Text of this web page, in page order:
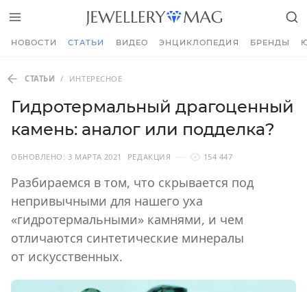
НОВОСТИ СТАТЬИ ВИДЕО ЭНЦИКЛОПЕДИЯ БРЕНДЫ
СТАТЬИ / ИНТЕРЕСНОЕ
Гидротермальный драгоценный
камень: аналог или подделка?
ОБНОВЛЕНО: 3 МАРТА 2021 РЕДАКЦИЯ 154 447
Разбираемся в том, что скрывается под
непривычными для нашего уха
«гидротермальными» камнями, и чем
отличаются синтетические минералы
от искусственных.